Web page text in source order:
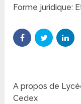
Forme juridique:
A propos de
Cedex